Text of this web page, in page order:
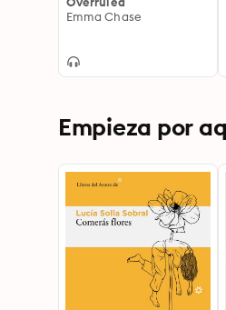
Emma Chase
Empieza por